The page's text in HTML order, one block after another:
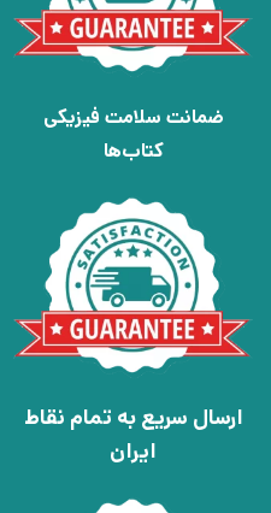
ضمانت سلامت فیزیکی
کتاب‌ها
ارسال سریع به تمام نقاط
ایران